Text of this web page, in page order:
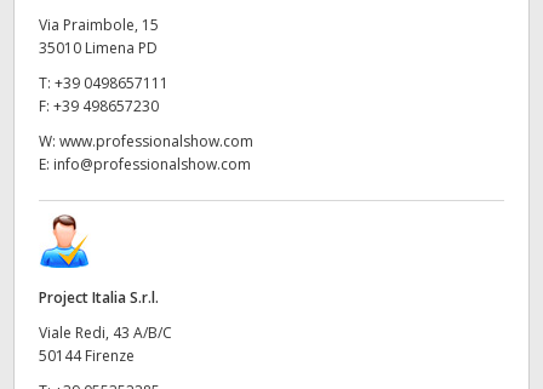
Via Praimbole, 15
35010 Limena PD
T: +39 0498657111
F: +39 498657230
W: www.professionalshow.com
E: info@professionalshow.com
Project Italia S.r.l.
Viale Redi, 43 A/B/C
50144 Firenze